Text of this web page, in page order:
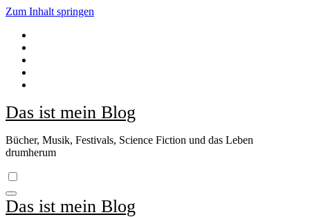
Zum Inhalt springen
Das ist mein Blog
Bücher, Musik, Festivals, Science Fiction und das Leben
drumherum
Das ist mein Blog